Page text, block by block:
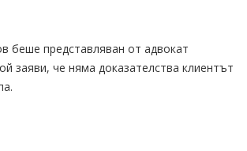
беше представляван от адвокат
заяви, че няма доказателства клиентът